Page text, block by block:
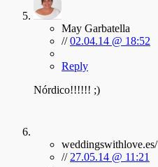
May Garbatella
//02.04.14 @ 18:52
Reply
Nórdico!!!!!! ;)
weddingswithlove.es/
// 27.05.14 @ 11:21